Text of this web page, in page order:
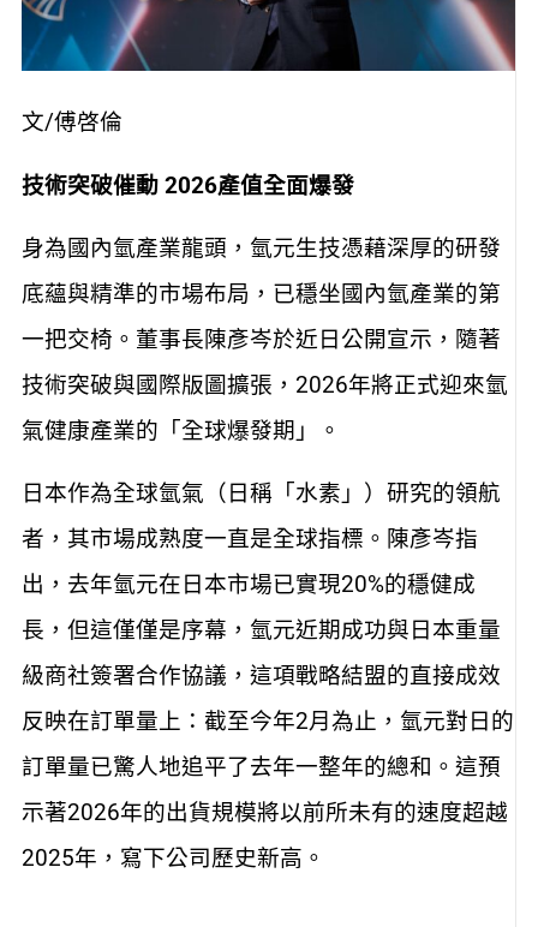
文/傅啓倫
技術突破催動 2026產值全面爆發
身為國內氫產業龍頭，氫元生技憑藉深厚的研發
底蘊與精準的市場布局，已穩坐國內氫產業的第
一把交椅。董事長陳彥岑於近日公開宣示，隨著
技術突破與國際版圖擴張，2026年將正式迎來氫
氣健康產業的「全球爆發期」。
日本作為全球氫氣（日稱「水素」）研究的領航
者，其市場成熟度一直是全球指標。陳彥岑指
出，去年氫元在日本市場已實現20%的穩健成
長，但這僅僅是序幕，氫元近期成功與日本重量
級商社簽署合作協議，這項戰略結盟的直接成效
反映在訂單量上：截至今年2月為止，氫元對日的
訂單量已驚人地追平了去年一整年的總和。這預
示著2026年的出貨規模將以前所未有的速度超越
2025年，寫下公司歷史新高。